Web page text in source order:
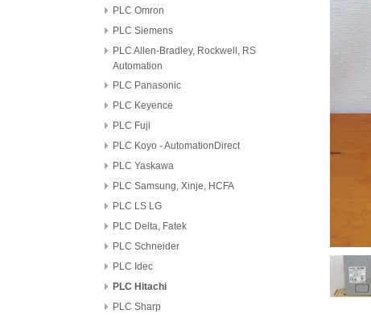
PLC Omron
PLC Siemens
PLC Allen-Bradley, Rockwell, RS
Automation
PLC Panasonic
PLC Keyence
PLC Fuji
PLC Koyo - AutomationDirect
PLC Yaskawa
PLC Samsung, Xinje, HCFA
PLC LS LG
PLC Delta, Fatek
PLC Schneider
PLC Idec
PLC Hitachi
PLC Sharp